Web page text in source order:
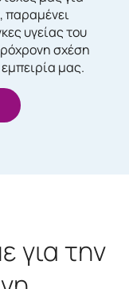
παραμένει
υγείας του
σχέση
μας.
για την